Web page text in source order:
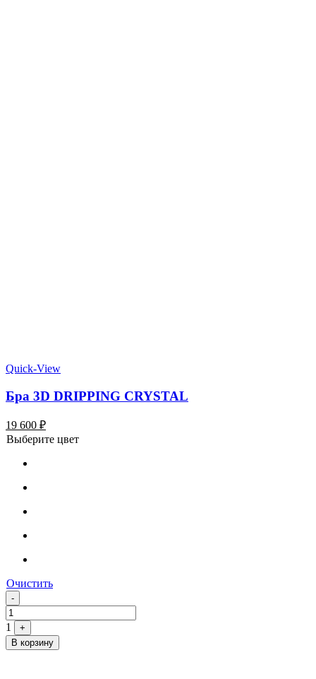
Quick-View
Бра 3D DRIPPING CRYSTAL
19 600 ₽
Выберите цвет
Очистить
Quantity
-
1
+
В корзину